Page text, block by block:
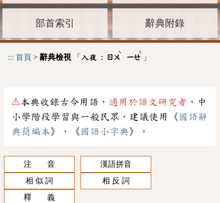
部首索引 辭典附錄
::: 首頁 > 辭典檢視「 入夜 : ㄖㄨ
ˋ
ㄧㄝ
ˋ
」
⚠本典收錄古今用語， 適用於語文研究者 ，中
小學階段學習與一般民眾，建議使用《 國語辭
典簡編本》、《 國語小字典》。
注 音
漢語拼音
相 似 詞
相 反 詞
釋 義